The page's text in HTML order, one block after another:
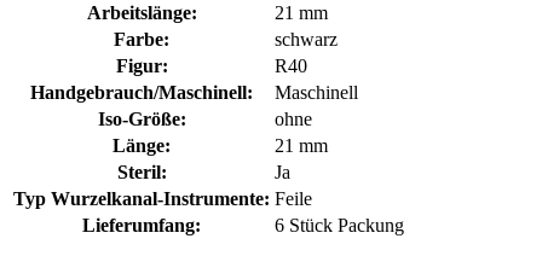
Arbeitslänge:
21 mm
Farbe:
schwarz
Figur:
R40
Handgebrauch/Maschinell:
Maschinell
Iso-Größe:
ohne
Länge:
21 mm
Steril:
Ja
Typ Wurzelkanal-Instrumente: Feile
Lieferumfang:
6 Stück Packung